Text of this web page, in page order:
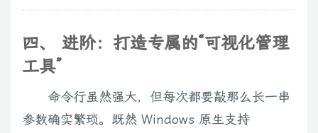
四、 进阶：打造专属的“可视化管理
工具”
命令行虽然强大，但每次都要敲那么长一串
参数确实繁琐。既然 Windows 原生支持